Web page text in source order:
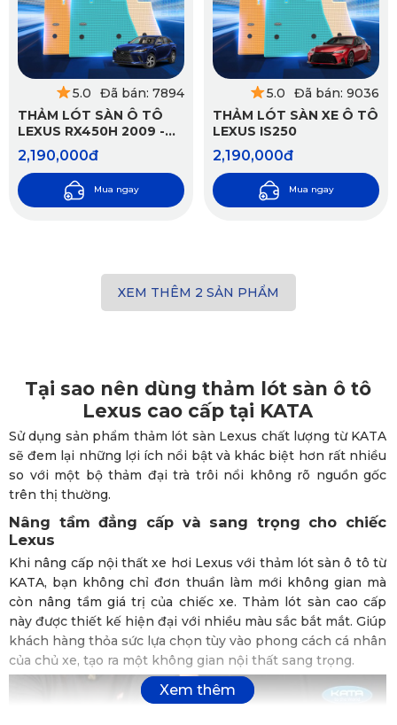
5.0
Đã bán: 7894
THẢM LÓT SÀN Ô TÔ
LEXUS RX450H 2009 -
2015
2,190,000đ
Mua ngay
5.0
Đã bán: 9036
THẢM LÓT SÀN XE Ô TÔ
LEXUS IS250
2,190,000đ
Mua ngay
XEM THÊM 2 SẢN PHẨM
Tại sao nên dùng thảm lót sàn ô tô
Lexus cao cấp tại KATA
Sử dụng sản phẩm thảm lót sàn Lexus chất lượng từ KATA
sẽ đem lại những lợi ích nổi bật và khác biệt hơn rất nhiều
so với một bộ thảm đại trà trôi nổi không rõ nguồn gốc
trên thị thường.
Nâng tầm đẳng cấp và sang trọng cho chiếc
Lexus
Khi nâng cấp nội thất xe hơi Lexus với thảm lót sàn ô tô từ
KATA, bạn không chỉ đơn thuần làm mới không gian mà
còn nâng tầm giá trị của chiếc xe. Thảm lót sàn cao cấp
này được thiết kế hiện đại với nhiều màu sắc bắt mắt. Giúp
khách hàng thỏa sức lựa chọn tùy vào phong cách cá nhân
của chủ xe, tạo ra một không gian nội thất sang trọng.